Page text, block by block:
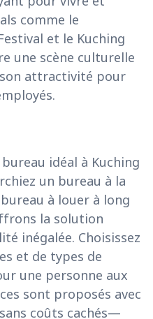
comme le
et le Kuching
une scène culturelle
attractivité pour
idéal à Kuching
un bureau à la
à louer à long
la solution
inégalée. Choisissez
et de types de
une personne aux
sont proposés avec
coûts cachés—